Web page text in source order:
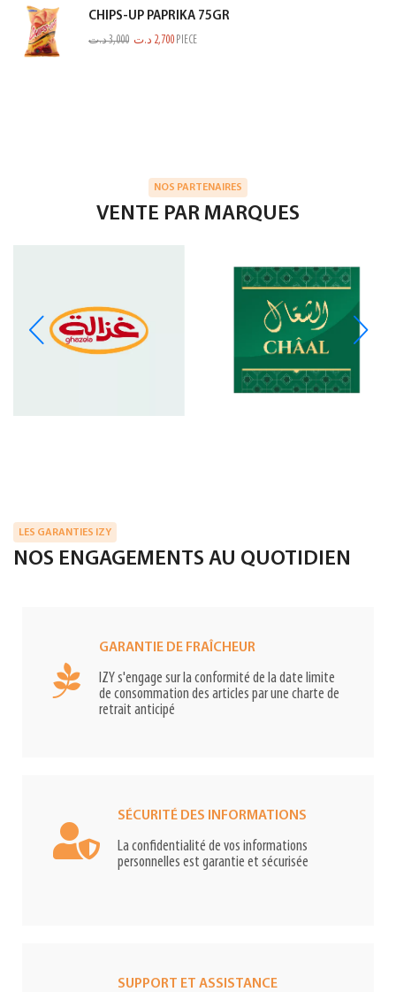
CHIPS-UP PAPRIKA 75GR
3,000د.ت 2,700 د.ت PIECE
NOS PARTENAIRES
VENTE PAR MARQUES
LES GARANTIES IZY
NOS ENGAGEMENTS AU QUOTIDIEN
GARANTIE DE FRAÎCHEUR
IZY s'engage sur la conformité de la date limite
de consommation des articles par une charte de
retrait anticipé
SÉCURITÉ DES INFORMATIONS
La confidentialité de vos informations
personnelles est garantie et sécurisée
SUPPORT ET ASSISTANCE